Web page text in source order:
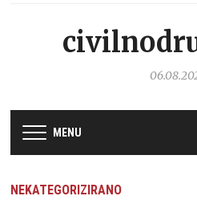
MENU
NEKATEGORIZIRANO